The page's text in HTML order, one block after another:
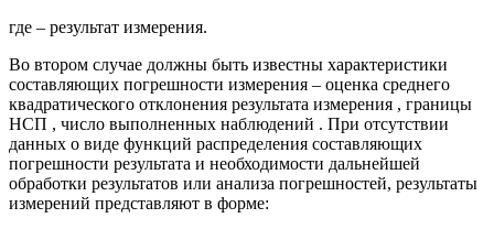
где – результат измерения.
Во втором случае должны быть известны характеристики
составляющих погрешности измерения – оценка среднего
квадратического отклонения результата измерения , границы
НСП , число выполненных наблюдений . При отсутствии
данных о виде функций распределения составляющих
погрешности результата и необходимости дальнейшей
обработки результатов или анализа погрешностей, результаты
измерений представляют в форме: